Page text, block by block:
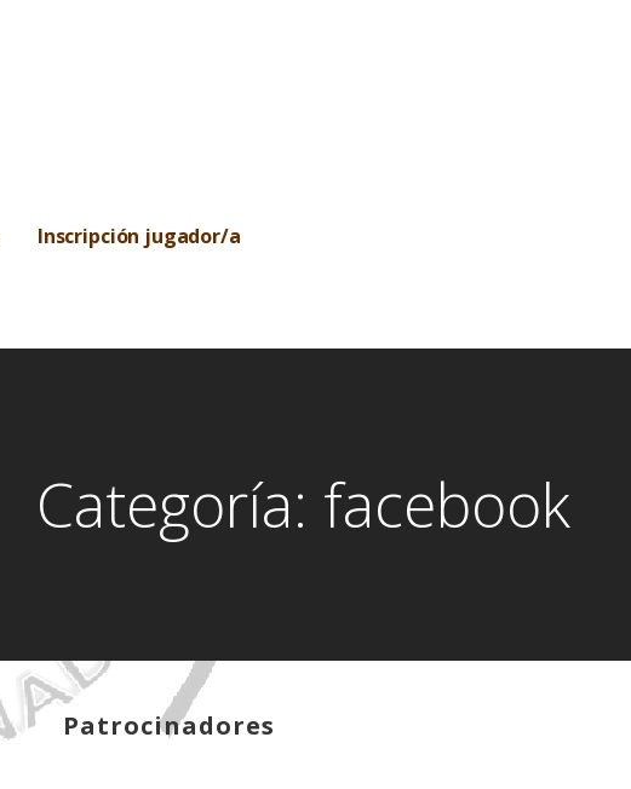
Inscripción jugador/a
Categoría: facebook
Patrocinadores